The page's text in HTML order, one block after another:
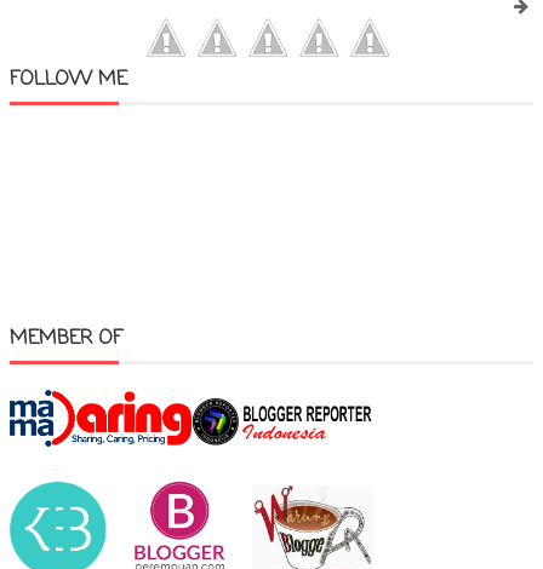
FOLLOW ME
MEMBER OF